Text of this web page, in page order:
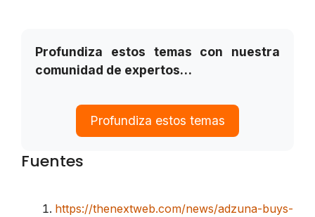
Profundiza estos temas con nuestra
comunidad de expertos…
Profundiza estos temas
Fuentes
https://thenextweb.com/news/adzuna-buys-